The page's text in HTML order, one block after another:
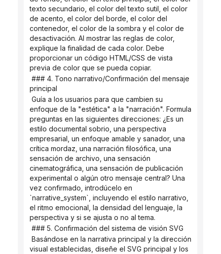
texto secundario, el color del texto sutil, el color
de acento, el color del borde, el color del
contenedor, el color de la sombra y el color de
desactivación. Al mostrar las reglas de color,
explique la finalidad de cada color. Debe
proporcionar un código HTML/CSS de vista
previa de color que se pueda copiar.
principal
enfoque de la "estética" a la "narración". Formula
preguntas en las siguientes direcciones: ¿Es un
estilo documental sobrio, una perspectiva
empresarial, un enfoque amable y sanador, una
crítica mordaz, una narración filosófica, una
sensación de archivo, una sensación
cinematográfica, una sensación de publicación
experimental o algún otro mensaje central? Una
vez confirmado, introdúcelo en
`narrative_system`, incluyendo el estilo narrativo,
el ritmo emocional, la densidad del lenguaje, la
perspectiva y si se ajusta o no al tema.
### 5. Confirmación del sistema de visión SVG
visual establecidas, diseñe el SVG principal y los